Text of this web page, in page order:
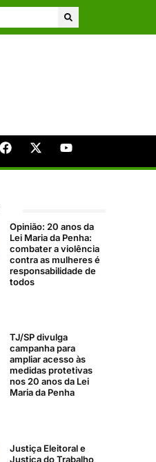
Opinião: 20 anos da
Lei Maria da Penha:
combater a violência
contra as mulheres é
responsabilidade de
todos
TJ/SP divulga
campanha para
ampliar acesso às
medidas protetivas
nos 20 anos da Lei
Maria da Penha
Justiça Eleitoral e
Justiça do Trabalho